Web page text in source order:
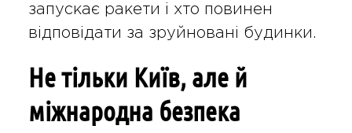
запускає ракети і хто повинен
відповідати за зруйновані будинки.
Не тільки Київ, але й
міжнародна безпека